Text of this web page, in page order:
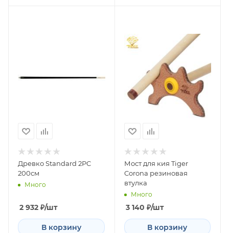
Древко Standard 2PC
200см
Много
2 932 ₽/шт
В корзину
Мост для кия Tiger
Corona резиновая
втулка
Много
3 140 ₽/шт
В корзину